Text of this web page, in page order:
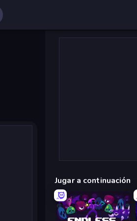
Jugar a continuación